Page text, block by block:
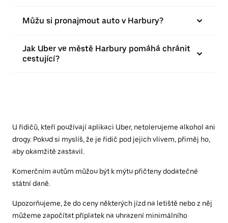
Můžu si pronajmout auto v Harbury?
Jak Uber ve městě Harbury pomáhá chránit
cestující?
U řidičů, kteří používají aplikaci Uber, netolerujeme alkohol ani
drogy. Pokud si myslíš, že je řidič pod jejich vlivem, přiměj ho,
aby okamžitě zastavil.
Komerčním autům můžou být k mýtu přičteny dodatečné
státní daně.
Upozorňujeme, že do ceny některých jízd na letiště nebo z něj
můžeme započítat příplatek na uhrazení minimálního